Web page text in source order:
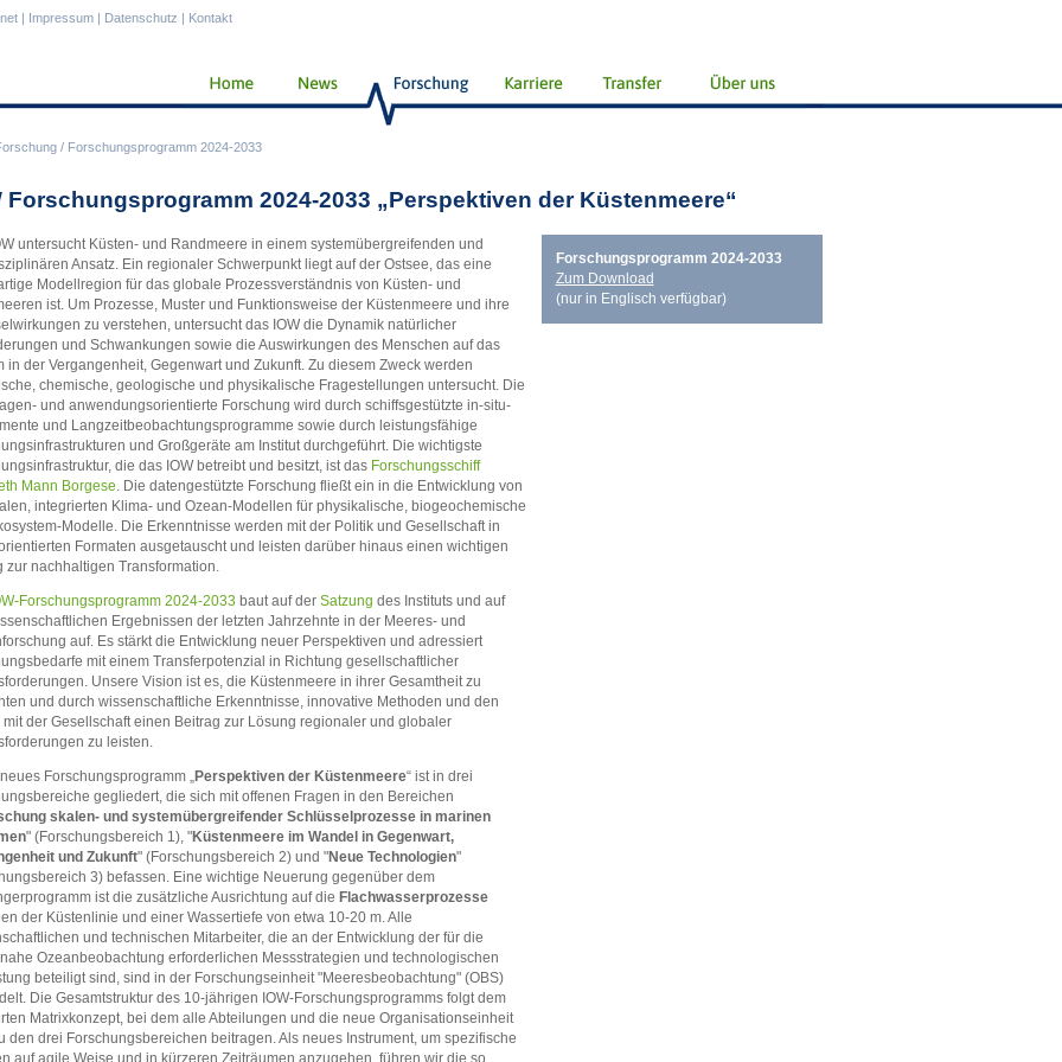
/ Forschungsprogramm 2024-2033
| Impressum | Datenschutz | Kontakt
Forschungsprogramm 2024-2033 „Perspektiven der Küstenmeere“
untersucht Küsten- und Randmeere in einem systemübergreifenden und
Ansatz. Ein regionaler Schwerpunkt liegt auf der Ostsee, das eine
Modellregion für das globale Prozessverständnis von Küsten- und
ist. Um Prozesse, Muster und Funktionsweise der Küstenmeere und ihre
zu verstehen, untersucht das IOW die Dynamik natürlicher
und Schwankungen sowie die Auswirkungen des Menschen auf das
in der Vergangenheit, Gegenwart und Zukunft. Zu diesem Zweck werden
chemische, geologische und physikalische Fragestellungen untersucht. Die
und anwendungsorientierte Forschung wird durch schiffsgestützte in-situ-
und Langzeitbeobachtungsprogramme sowie durch leistungsfähige
und Großgeräte am Institut durchgeführt. Die wichtigste
die das IOW betreibt und besitzt, ist das Forschungsschiff
Mann Borgese. Die datengestützte Forschung fließt ein in die Entwicklung von
integrierten Klima- und Ozean-Modellen für physikalische, biogeochemische
Modelle. Die Erkenntnisse werden mit der Politik und Gesellschaft in
Formaten ausgetauscht und leisten darüber hinaus einen wichtigen
zur nachhaltigen Transformation.
Forschungsprogramm 2024-2033 baut auf der Satzung des Instituts und auf
Ergebnissen der letzten Jahrzehnte in der Meeres- und
auf. Es stärkt die Entwicklung neuer Perspektiven und adressiert
mit einem Transferpotenzial in Richtung gesellschaftlicher
Unsere Vision ist es, die Küstenmeere in ihrer Gesamtheit zu
und durch wissenschaftliche Erkenntnisse, innovative Methoden und den
mit der Gesellschaft einen Beitrag zur Lösung regionaler und globaler
zu leisten.
Forschungsprogramm „Perspektiven der Küstenmeere“ ist in drei
gegliedert, die sich mit offenen Fragen in den Bereichen
skalen- und systemübergreifender Schlüsselprozesse in marinen
" (Forschungsbereich 1), "Küstenmeere im Wandel in Gegenwart,
und Zukunft" (Forschungsbereich 2) und "Neue Technologien"
3) befassen. Eine wichtige Neuerung gegenüber dem
ist die zusätzliche Ausrichtung auf die Flachwasserprozesse
der Küstenlinie und einer Wassertiefe von etwa 10-20 m. Alle
und technischen Mitarbeiter, die an der Entwicklung der für die
Ozeanbeobachtung erforderlichen Messstrategien und technologischen
beteiligt sind, sind in der Forschungseinheit "Meeresbeobachtung" (OBS)
Die Gesamtstruktur des 10-jährigen IOW-Forschungsprogramms folgt dem
Matrixkonzept, bei dem alle Abteilungen und die neue Organisationseinheit
den drei Forschungsbereichen beitragen. Als neues Instrument, um spezifische
auf agile Weise und in kürzeren Zeiträumen anzugehen, führen wir die so
Forschungsprogramm 2024-2033
Zum Download
(nur in Englisch verfügbar)